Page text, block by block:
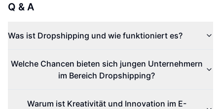
Q & A
Was ist Dropshipping und wie funktioniert es?
Welche Chancen bieten sich jungen Unternehmern
im Bereich Dropshipping?
Warum ist Kreativität und Innovation im E-